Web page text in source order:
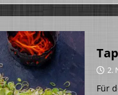
2.
Für